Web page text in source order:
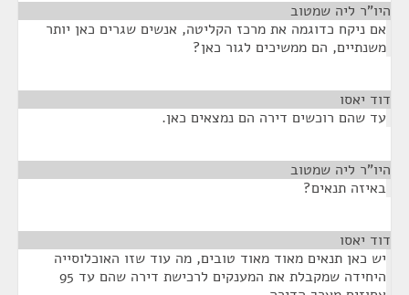
היו"ר ליה שמטוב
אם ניקח כדוגמה את מרכז הקליטה, אנשים שגרים כאן יותר
משנתיים, הם ממשיכים לגור כאן?
דוד יאסו
עד שהם רוכשים דירה הם נמצאים כאן.
היו"ר ליה שמטוב
באיזה תנאים?
דוד יאסו
יש כאן תנאים מאוד מאוד טובים, מה עוד שזו האוכלוסייה
היחידה שמקבלת את המענקים לרכישת דירה שהם עד 95